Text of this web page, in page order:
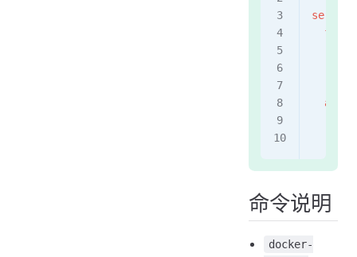
  api
命令说明
docker-